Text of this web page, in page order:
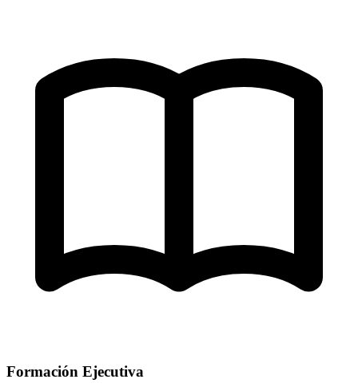
Formación Ejecutiva